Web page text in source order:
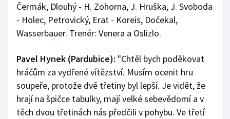
Čermák, Dlouhý - H. Zohorna, J. Hruška, J. Svoboda
- Holec, Petrovický, Erat - Koreis, Dočekal,
Wasserbauer. Trenér: Venera a Oslizlo.
Pavel Hynek (Pardubice): "Chtěl bych poděkovat
hráčům za vydřené vítězství. Musím ocenit hru
soupeře, protože dvě třetiny byl lepší. Je vidět, že
hrají na špičce tabulky, mají velké sebevědomí a v
těch dvou třetinách nás předčili v pohybu. Ve třetí